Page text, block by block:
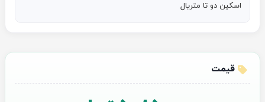
اسکین دو تا متریال
قیمت